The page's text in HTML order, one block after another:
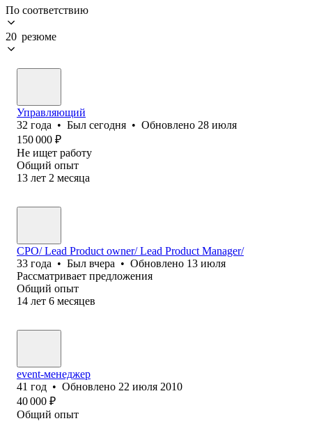
По соответствию
20 резюме
Управляющий
32 года • Был сегодня • Обновлено 28 июля
150 000 ₽
Не ищет работу
Общий опыт
13 лет 2 месяца
CPO/ Lead Product owner/ Lead Product Manager/
33 года • Был вчера • Обновлено 13 июля
Рассматривает предложения
Общий опыт
14 лет 6 месяцев
event-менеджер
41 год • Обновлено 22 июля 2010
40 000 ₽
Общий опыт